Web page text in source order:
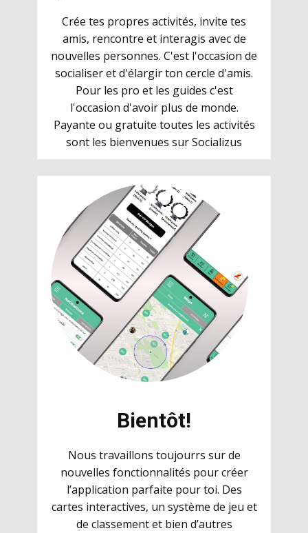
Crée tes propres activités, invite tes
amis, rencontre et interagis avec de
nouvelles personnes. C'est l'occasion de
socialiser et d'élargir ton cercle d'amis.
Pour les pro et les guides c'est
l'occasion d'avoir plus de monde.
Payante ou gratuite toutes les activités
sont les bienvenues sur Socializus
Bientôt!
Nous travaillons toujourrs sur de
nouvelles fonctionnalités pour créer
l’application parfaite pour toi. Des
cartes interactives, un système de jeu et
de classement et bien d’autres